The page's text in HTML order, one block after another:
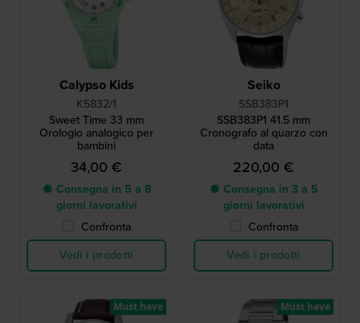
Calypso Kids
K5832/1
Sweet Time 33 mm
Orologio analogico per
bambini
34,00 €
● Consegna in 5 a 8
giorni lavorativi
Confronta
Vedi i prodotti
Seiko
SSB383P1
SSB383P1 41.5 mm
Cronografo al quarzo con
data
220,00 €
● Consegna in 3 a 5
giorni lavorativi
Confronta
Vedi i prodotti
Must have Must have